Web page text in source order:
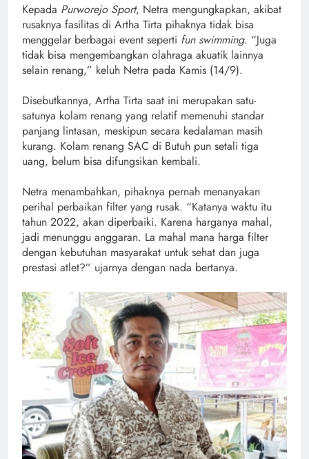
Kepada Purworejo Sport, Netra mengungkapkan, akibat
rusaknya fasilitas di Artha Tirta pihaknya tidak bisa
menggelar berbagai event seperti fun swimming. “Juga
tidak bisa mengembangkan olahraga akuatik lainnya
selain renang,” keluh Netra pada Kamis (14/9).
Disebutkannya, Artha Tirta saat ini merupakan satu-
satunya kolam renang yang relatif memenuhi standar
panjang lintasan, meskipun secara kedalaman masih
kurang. Kolam renang SAC di Butuh pun setali tiga
uang, belum bisa difungsikan kembali.
Netra menambahkan, pihaknya pernah menanyakan
perihal perbaikan filter yang rusak. “Katanya waktu itu
tahun 2022, akan diperbaiki. Karena harganya mahal,
jadi menunggu anggaran. La mahal mana harga filter
dengan kebutuhan masyarakat untuk sehat dan juga
prestasi atlet?” ujarnya dengan nada bertanya.